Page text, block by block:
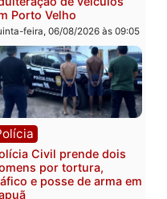
Política
Ministro Dias Tofolli , do
TSE, determina
e processamento da
que pode levar à perda
mandato da prefeita de
Pimenta Bueno
quinta-feira, 06/08/2026 às